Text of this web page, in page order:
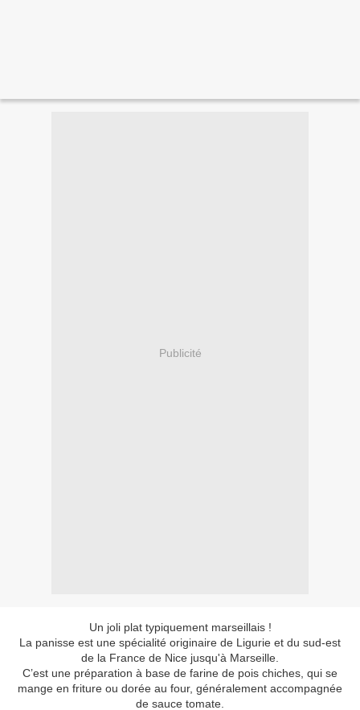
Publicité
Un joli plat typiquement marseillais !
La panisse est une spécialité originaire de Ligurie et du sud-est
de la France de Nice jusqu'à Marseille.
C’est une préparation à base de farine de pois chiches, qui se
mange en friture ou dorée au four, généralement accompagnée
de sauce tomate.